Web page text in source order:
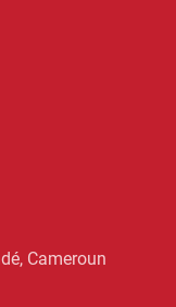
Cameroun